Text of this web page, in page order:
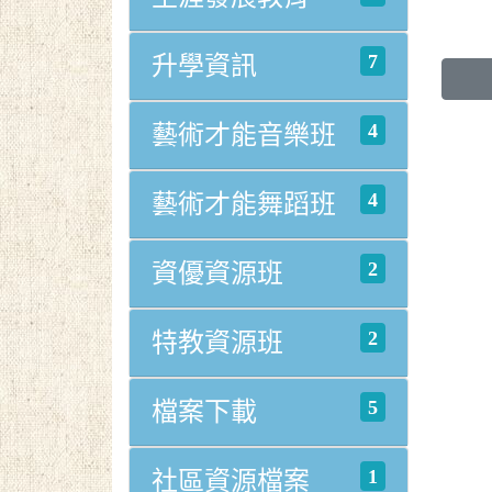
7
升學資訊
4
藝術才能音樂班
4
藝術才能舞蹈班
2
資優資源班
2
特教資源班
5
檔案下載
1
社區資源檔案